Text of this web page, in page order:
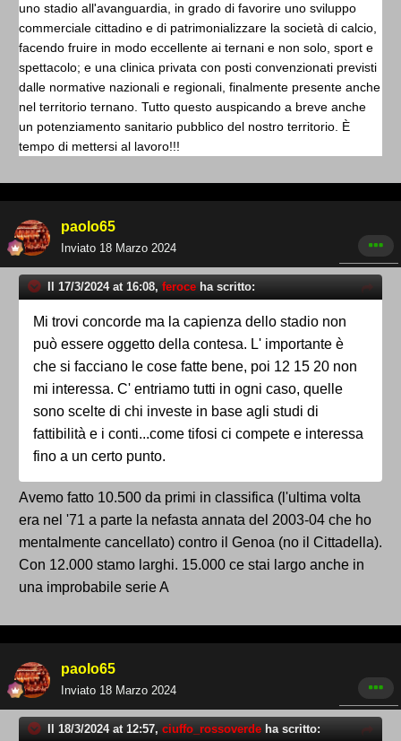
uno stadio all'avanguardia, in grado di favorire uno sviluppo
commerciale cittadino e di patrimonializzare la società di calcio,
facendo fruire in modo eccellente ai ternani e non solo, sport e
spettacolo; e una clinica privata con posti convenzionati previsti
dalle normative nazionali e regionali, finalmente presente anche
nel territorio ternano. Tutto questo auspicando a breve anche
un potenziamento sanitario pubblico del nostro territorio. È
tempo di mettersi al lavoro!!!
paolo65
Inviato 18 Marzo 2024
Il 17/3/2024 at 16:08, feroce ha scritto:
Mi trovi concorde ma la capienza dello stadio non
può essere oggetto della contesa. L' importante è
che si facciano le cose fatte bene, poi 12 15 20 non
mi interessa. C' entriamo tutti in ogni caso, quelle
sono scelte di chi investe in base agli studi di
fattibilità e i conti...come tifosi ci compete e interessa
fino a un certo punto.
Avemo fatto 10.500 da primi in classifica (l'ultima volta
era nel '71 a parte la nefasta annata del 2003-04 che ho
mentalmente cancellato) contro il Genoa (no il Cittadella).
Con 12.000 stamo larghi. 15.000 ce stai largo anche in
una improbabile serie A
paolo65
Inviato 18 Marzo 2024
Il 18/3/2024 at 12:57, ciuffo_rossoverde ha scritto: